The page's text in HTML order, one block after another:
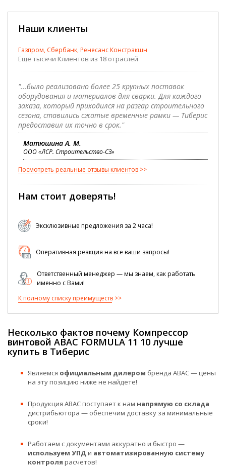
Наши клиенты
Газпром, Сбербанк, Ренесанс Констракшн
Еще тысячи Клиентов из 18 отраслей
"...было реализовано более 25 крупных поставок
оборудования и материалов для сварки. Для каждого
заказа, который приходился на разгар строительного
сезона, ставились сжатые временные рамки — Тиберис
предоставил их точно в срок."
Матюшина А. М.
ООО «ЛСР. Строительство-СЗ»
Посмотреть реальные отзывы клиентов
Нам стоит доверять!
Эксклюзивные предложения за 2 часа!
Оперативная реакция на все ваши запросы!
Ответственный менеджер — мы знаем, как работать
именно с Вами!
К полному списку преимуществ
Несколько фактов почему Компрессор
винтовой ABAC FORMULA 11 10 лучше
купить в Тиберис
Являемся официальным дилером бренда ABAC — цены
на эту позицию ниже не найдете!
Продукция ABAC поступает к нам напрямую со склада
дистрибьютора — обеспечим доставку за минимальные
сроки!
Работаем с документами аккуратно и быстро —
используем УПДи автоматизированную систему
контроля расчетов!